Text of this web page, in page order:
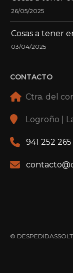
26/05/2025
Cosas a tener
03/04/2025
CONTACTO
Ctra. del
Logroño |
941 252 265
©